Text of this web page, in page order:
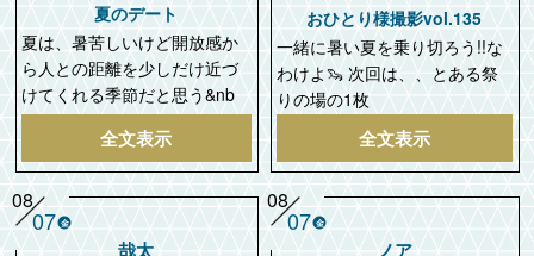
夏のデート
夏は、暑苦しいけど開放感か
ら人との距離を少しだけ近づ
けてくれる季節だと思う&nb
全文表示
おひとり様撮影vol.135
一緒に暑い夏を乗り切ろう!!な
わけよ🦦 次回は、、とある祭
りの場の1枚
全文表示
哉太
08
07 金
ノア
08
07 金